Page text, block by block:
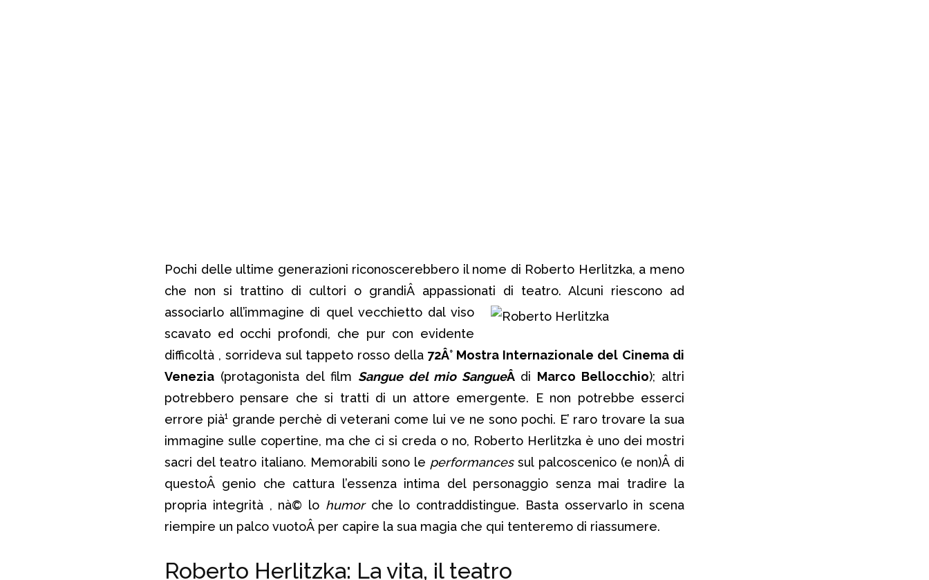
Pochi delle ultime generazioni riconoscerebbero il nome di Roberto Herlitzka, a meno
che non si trattino di cultori o grandiÂ appassionati di teatro. Alcuni riescono ad
associarlo all’immagine di quel vecchietto dal viso
scavato ed occhi profondi, che pur con evidente
difficoltà , sorrideva sul tappeto rosso della 72Â° Mostra Internazionale del Cinema di
Venezia (protagonista del film Sangue del mio SangueÂ di Marco Bellocchio); altri
potrebbero pensare che si tratti di un attore emergente. E non potrebbe esserci
errore pià¹ grande perchè di veterani come lui ve ne sono pochi. E’ raro trovare la sua
immagine sulle copertine, ma che ci si creda o no, Roberto Herlitzka è uno dei mostri
sacri del teatro italiano. Memorabili sono le performancessul palcoscenico (e non)Â di
questoÂ genio che cattura l’essenza intima del personaggio senza mai tradire la
propria integrità , nà© lo humorche lo contraddistingue. Basta osservarlo in scena
riempire un palco vuotoÂ per capire la sua magia che qui tenteremo di riassumere.
Roberto Herlitzka: La vita, il teatro